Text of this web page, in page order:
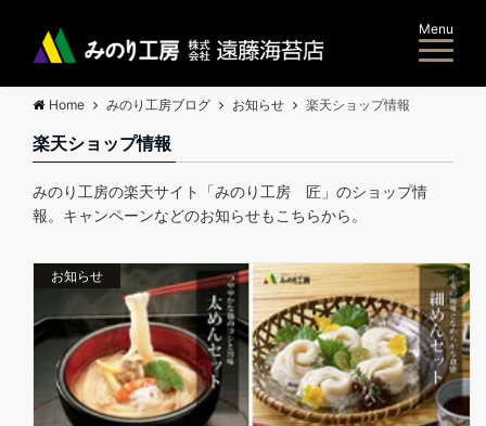
Menu
Home みのり工房ブログ お知らせ 楽天ショップ情報
楽天ショップ情報
みのり工房の楽天サイト「みのり工房 匠」のショップ情
報。キャンペーンなどのお知らせもこちらから。
お知らせ